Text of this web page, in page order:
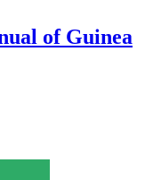
of Guinea